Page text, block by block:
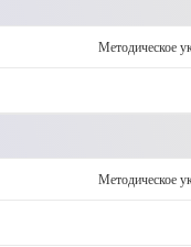
Методическое
Методическое